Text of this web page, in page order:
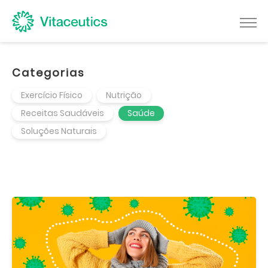
Categorias
Exercício Físico
Nutrição
Receitas Saudáveis
Saúde
Soluções Naturais